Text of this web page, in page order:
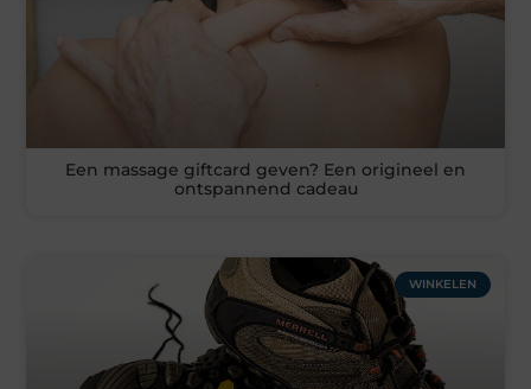
Een massage giftcard geven? Een origineel en
ontspannend cadeau
WINKELEN